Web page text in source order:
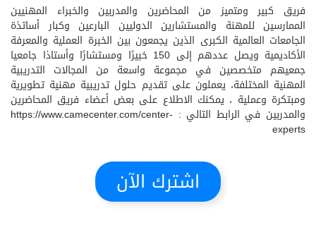
فريق كبير ومتميز من المحاضرين والمدربين والخبراء المهنيين
الممارسين للمهنة والمستشارين الدوليين البارعين وكبار أساتذة
الجامعات العالمية الكبرى الذين يجمعون بين الخبرة العملية والمعرفة
الأكاديمية ويصل عددهم إلى 150 خبيرًا ومستشارًا وأستاذا جامعيا
جمعيهم متخصصين في مجموعة واسعة من المجالات التدريبية
المهنية المختلفة، يعملون على تقديم حلول تدريبية مهنية تطويرية
ومبتكرة وعملية ، يمكنك الاطلاع على بعض أعضاء فريق المحاضرين
والمدربين في الرابط التالي : https://www.camecenter.com/center-
experts
اشترك الآن